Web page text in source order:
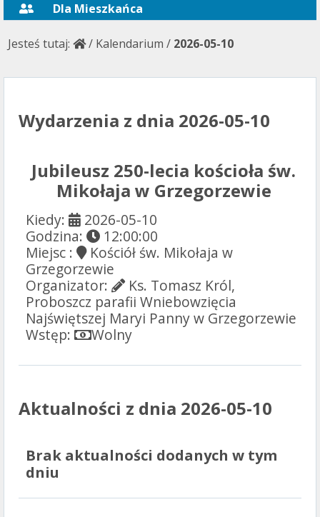
Dla Mieszkańca
Jesteś tutaj: / Kalendarium / 2026-05-10
Wydarzenia z dnia 2026-05-10
Jubileusz 250-lecia kościoła św.
Mikołaja w Grzegorzewie
Kiedy:
2026-05-10
Godzina:
12:00:00
Miejsc :
Kościół św. Mikołaja w
Grzegorzewie
Organizator:
Ks. Tomasz Król,
Proboszcz parafii Wniebowzięcia
Najświętszej Maryi Panny w Grzegorzewie
Wstęp:
Wolny
Aktualności z dnia 2026-05-10
Brak aktualności dodanych w tym
dniu